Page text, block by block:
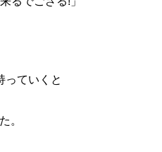
っていくと
。